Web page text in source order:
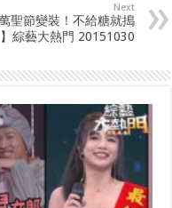
Next
萬聖節變裝！不給糖就搗
綜藝大熱門 20151030